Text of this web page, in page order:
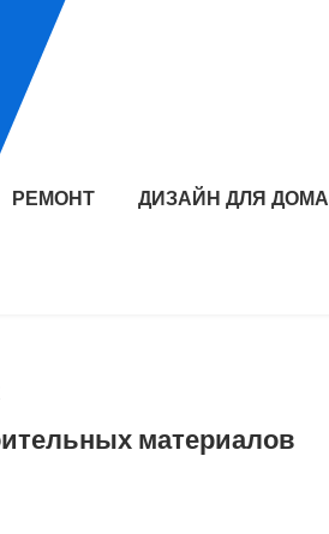
РЕМОНТ ДИЗАЙН ДЛЯ ДОМА
материалов